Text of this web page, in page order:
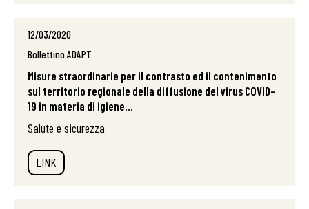
12/03/2020
Bollettino ADAPT
Misure straordinarie per il contrasto ed il contenimento
sul territorio regionale della diffusione del virus COVID-
19 in materia di igiene...
Salute e sicurezza
LINK